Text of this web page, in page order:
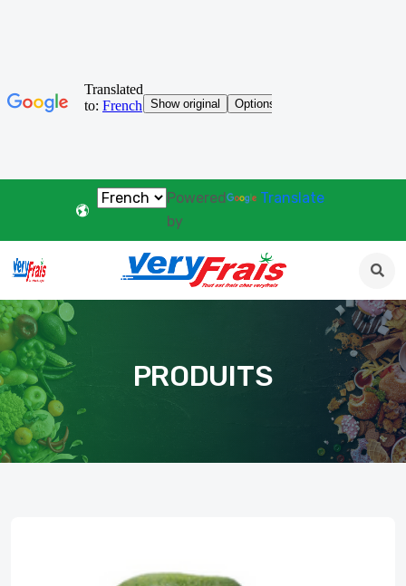
Powered
by
Translate
PRODUITS